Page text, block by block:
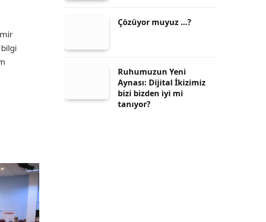
Çözüyor muyuz …?
Ruhumuzun Yeni
Aynası: Dijital İkizimiz
bizi bizden iyi mi
tanıyor?